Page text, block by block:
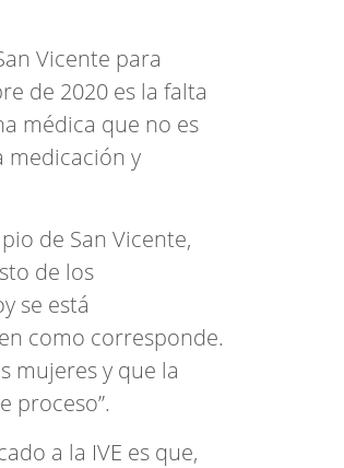
Vicente para
de 2020 es la falta
médica que no es
medicación y
de San Vicente,
de los
se está
como corresponde.
mujeres y que la
proceso”.
a la IVE es que,